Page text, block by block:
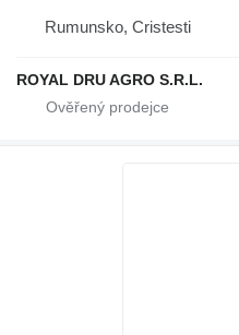
Rumunsko, Cristesti
ROYAL DRU AGRO S.R.L.